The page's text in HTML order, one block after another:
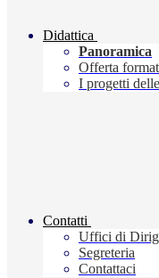
Didattica
Panoramica
Offerta
I progetti
Contatti
Uffici di
Segreteria
Contattaci